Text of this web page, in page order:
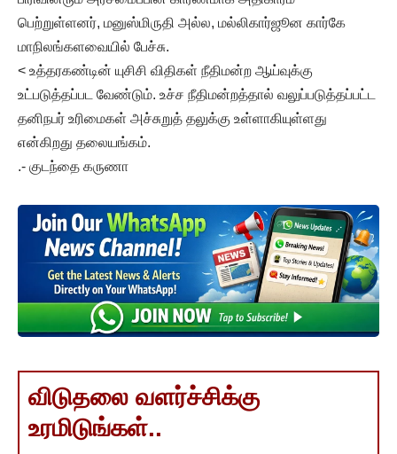
பெற்றுள்ளனர், மனுஸ்மிருதி அல்ல, மல்லிகார்ஜூன கார்கே
மாநிலங்களவையில் பேச்சு.
< உத்தரகண்டின் யுசிசி விதிகள் நீதிமன்ற ஆய்வுக்கு
உட்படுத்தப்பட வேண்டும். உச்ச நீதிமன்றத்தால் வலுப்படுத்தப்பட்ட
தனிநபர் உரிமைகள் அச்சுறுத் தலுக்கு உள்ளாகியுள்ளது
என்கிறது தலையங்கம்.
.- குடந்தை கருணா
விடுதலை வளர்ச்சிக்கு
உரமிடுங்கள்..